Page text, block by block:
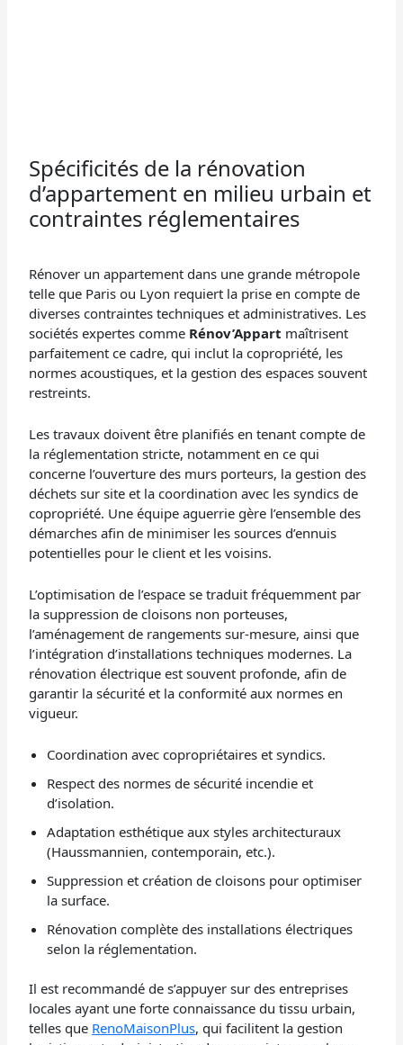
Spécificités de la rénovation
d’appartement en milieu urbain et
contraintes réglementaires
Rénover un appartement dans une grande métropole
telle que Paris ou Lyon requiert la prise en compte de
diverses contraintes techniques et administratives. Les
sociétés expertes comme Rénov’Appart maîtrisent
parfaitement ce cadre, qui inclut la copropriété, les
normes acoustiques, et la gestion des espaces souvent
restreints.
Les travaux doivent être planifiés en tenant compte de
la réglementation stricte, notamment en ce qui
concerne l’ouverture des murs porteurs, la gestion des
déchets sur site et la coordination avec les syndics de
copropriété. Une équipe aguerrie gère l’ensemble des
démarches afin de minimiser les sources d’ennuis
potentielles pour le client et les voisins.
L’optimisation de l’espace se traduit fréquemment par
la suppression de cloisons non porteuses,
l’aménagement de rangements sur-mesure, ainsi que
l’intégration d’installations techniques modernes. La
rénovation électrique est souvent profonde, afin de
garantir la sécurité et la conformité aux normes en
vigueur.
Coordination avec copropriétaires et syndics.
Respect des normes de sécurité incendie et
d’isolation.
Adaptation esthétique aux styles architecturaux
(Haussmannien, contemporain, etc.).
Suppression et création de cloisons pour optimiser
la surface.
Rénovation complète des installations électriques
selon la réglementation.
Il est recommandé de s’appuyer sur des entreprises
locales ayant une forte connaissance du tissu urbain,
telles que RenoMaisonPlus, qui facilitent la gestion